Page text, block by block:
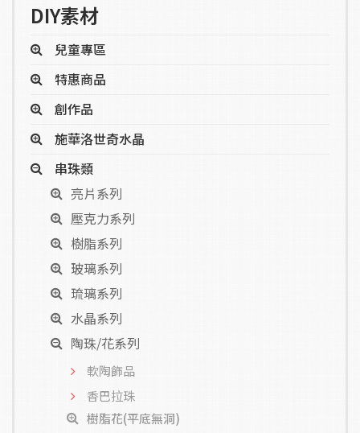
DIY素材
兒童專區
特惠商品
創作品
施華洛世奇水晶
串珠類
亮片系列
壓克力系列
樹脂系列
玻璃系列
琉璃系列
水晶系列
陶珠/花系列
軟陶飾品
香巴拉珠
樹脂花(平底無洞)